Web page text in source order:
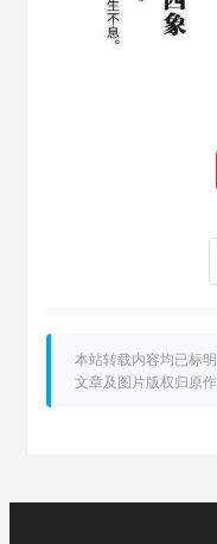
本站转载内容均已标
文章及图片版权归原